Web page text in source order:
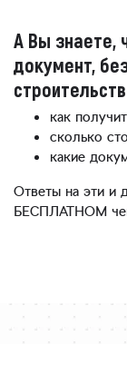
А Вы знаете,
документ,
как
сколько
какие
Ответы на эти и
БЕСПЛАТНОМ